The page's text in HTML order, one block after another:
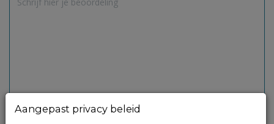
Aangepast privacy beleid